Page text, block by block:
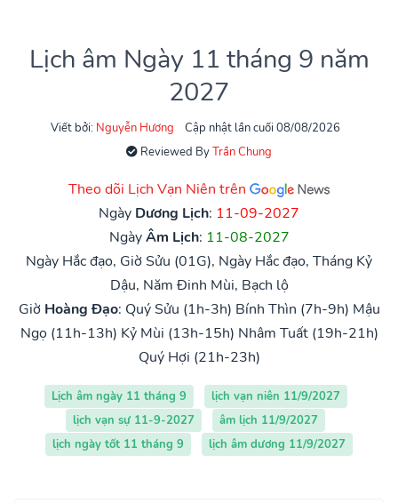
Lịch âm Ngày 11 tháng 9 năm
2027
Viết bởi: Nguyễn Hương
Cập nhật lần cuối 08/08/2026
Reviewed ByTrần Chung
Theo dõi Lịch Vạn Niên trên
Ngày Dương Lịch: 11-09-2027
NgàyÂm Lịch: 11-08-2027
Ngày Hắc đạo, Giờ Sửu (01G), Ngày Hắc đạo, Tháng Kỷ
Dậu, Năm Đinh Mùi, Bạch lộ
Giờ Hoàng Đạo: Quý Sửu (1h-3h) Bính Thìn (7h-9h) Mậu
Ngọ (11h-13h) Kỷ Mùi (13h-15h) Nhâm Tuất (19h-21h)
Quý Hợi (21h-23h)
Lịch âm ngày 11 tháng 9
lịch vạn niên 11/9/2027
lịch vạn sự 11-9-2027
âm lịch 11/9/2027
lịch ngày tốt 11 tháng 9
lịch âm dương 11/9/2027